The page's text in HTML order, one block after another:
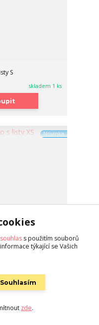
S
skladem 1 ks
Novinka
XS
souhlas s použitím souborů
týkající se Vašich
Souhlasím
zde.